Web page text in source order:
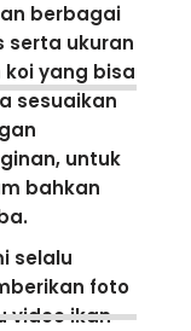
berbagai
serta ukuran
koi yang bisa
sesuaikan
untuk
bahkan
selalu
foto
video ikan